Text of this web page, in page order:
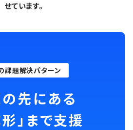
せています。
課題解決パターン
先にある
形」まで支援